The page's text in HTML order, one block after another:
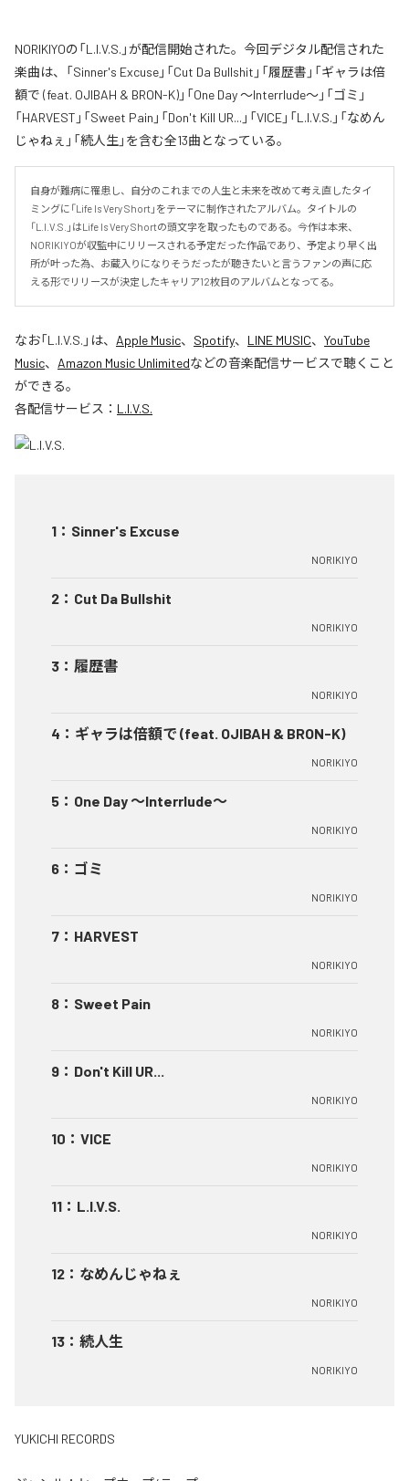
NORIKIYOの「L.I.V.S.」が配信開始された。今回デジタル配信された
楽曲は、「Sinner's Excuse」「Cut Da Bullshit」「履歴書」「ギャラは倍
額で (feat. OJIBAH & BRON-K)」「One Day ～Interrlude～」「ゴミ」
「HARVEST」「Sweet Pain」「Don't Kill UR...」「VICE」「L.I.V.S.」「なめん
じゃねぇ」「続人生」を含む全13曲となっている。
自身が難病に罹患し、自分のこれまでの人生と未来を改めて考え直したタイ
ミングに「Life Is Very Short」をテーマに制作されたアルバム。タイトルの
「L.I.V.S.」はLife Is Very Shortの頭文字を取ったものである。今作は本来、
NORIKIYOが収監中にリリースされる予定だった作品であり、予定より早く出
所が叶った為、お蔵入りになりそうだったが聴きたいと言うファンの声に応
える形でリリースが決定したキャリア12枚目のアルバムとなってる。
なお「L.I.V.S. 」は、 Apple Music、 Spotify、 LINE MUSIC、 YouTube
Music、 Amazon Music Unlimitedなどの音楽配信サービスで聴くこと
ができる。
各配信サービス： L.I.V.S.
1 ： Sinner's Excuse
NORIKIYO
2 ： Cut Da Bullshit
NORIKIYO
3 ： 履歴書
NORIKIYO
4 ： ギャラは倍額で (feat. OJIBAH & BRON-K)
NORIKIYO
5 ： One Day ～Interrlude～
NORIKIYO
6 ： ゴミ
NORIKIYO
7 ： HARVEST
NORIKIYO
8 ： Sweet Pain
NORIKIYO
9 ： Don't Kill UR...
NORIKIYO
10 ： VICE
NORIKIYO
11 ： L.I.V.S.
NORIKIYO
12 ： なめんじゃねぇ
NORIKIYO
13 ： 続人生
NORIKIYO
YUKICHI RECORDS